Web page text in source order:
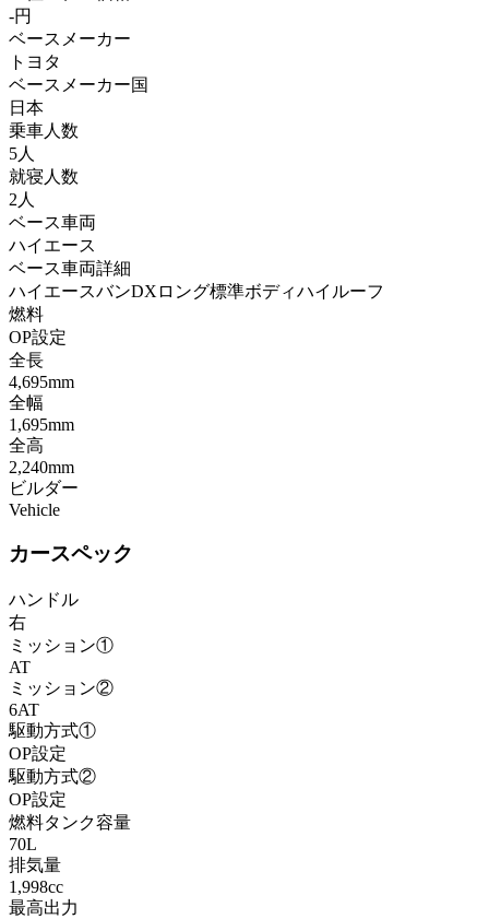
-円
ベースメーカー
トヨタ
ベースメーカー国
日本
乗車人数
5人
就寝人数
2人
ベース車両
ハイエース
ベース車両詳細
ハイエースバンDXロング標準ボディハイルーフ
燃料
OP設定
全長
4,695mm
全幅
1,695mm
全高
2,240mm
ビルダー
Vehicle
カースペック
ハンドル
右
ミッション①
AT
ミッション②
6AT
駆動方式①
OP設定
駆動方式②
OP設定
燃料タンク容量
70L
排気量
1,998cc
最高出力